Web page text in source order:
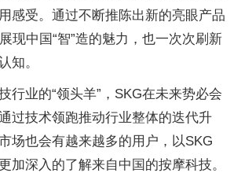
感受。通过不断推陈出新的亮眼产品
现中国“智”造的魅力，也一次次刷新
知。
行业的“领头羊”，SKG在未来势必会
过技术领跑推动行业整体的迭代升
场也会有越来越多的用户，以SKG
加深入的了解来自中国的按摩科技。